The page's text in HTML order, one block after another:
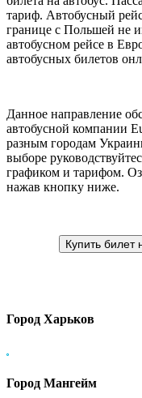
тариф. Автобусный
границе с Польшей не
автобусном рейсе в
автобусных билетов
Данное направление
автобусной компании
разным городам
выборе
графиком и тарифом.
нажав кнопку ниже.
Город Харьков
Город Мангейм